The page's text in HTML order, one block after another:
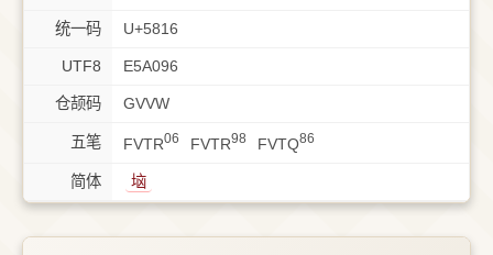
统一码 U+5816
UTF8 E5A096
仓颉码 GVVW
五笔 FVTR06 FVTR98 FVTQ86
简体 垴